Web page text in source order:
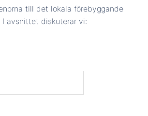
till det lokala förebyggande
I avsnittet diskuterar vi: